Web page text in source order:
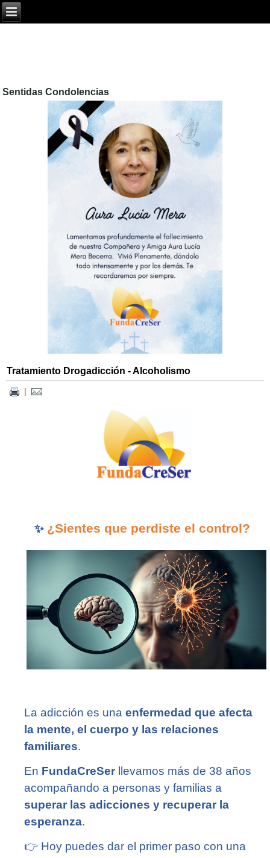
Sentidas Condolencias
Tratamiento Drogadicción - Alcoholismo
|
✨ ¿Sientes que perdiste el control?
La adicción es unaenfermedad que afecta
la mente, el cuerpo y las relaciones
familiares.
En FundaCreSer llevamos más de 38 años
acompañando a personas y familias a
superar las adicciones y recuperar la
esperanza.
👉 Hoy puedes dar el primer paso con una